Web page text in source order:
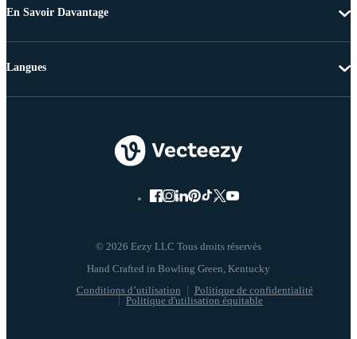
En Savoir Davantage
© 2026 Eezy LLC Tous droits réservés
Conditions d’utilisation
Politique de confidentialité
Politique d'utilisation équitable
Langues